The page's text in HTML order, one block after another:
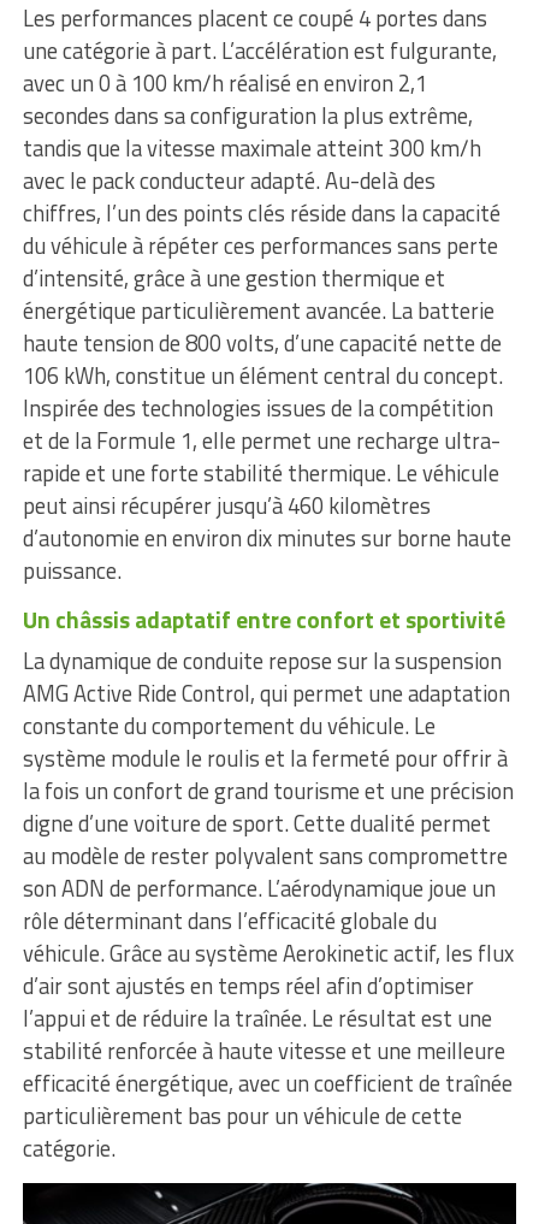
Les performances placent ce coupé 4 portes dans
une catégorie à part. L’accélération est fulgurante,
avec un 0 à 100 km/h réalisé en environ 2,1
secondes dans sa configuration la plus extrême,
tandis que la vitesse maximale atteint 300 km/h
avec le pack conducteur adapté. Au-delà des
chiffres, l’un des points clés réside dans la capacité
du véhicule à répéter ces performances sans perte
d’intensité, grâce à une gestion thermique et
énergétique particulièrement avancée. La batterie
haute tension de 800 volts, d’une capacité nette de
106 kWh, constitue un élément central du concept.
Inspirée des technologies issues de la compétition
et de la Formule 1, elle permet une recharge ultra-
rapide et une forte stabilité thermique. Le véhicule
peut ainsi récupérer jusqu’à 460 kilomètres
d’autonomie en environ dix minutes sur borne haute
puissance.
Un châssis adaptatif entre confort et sportivité
La dynamique de conduite repose sur la suspension
AMG Active Ride Control, qui permet une adaptation
constante du comportement du véhicule. Le
système module le roulis et la fermeté pour offrir à
la fois un confort de grand tourisme et une précision
digne d’une voiture de sport. Cette dualité permet
au modèle de rester polyvalent sans compromettre
son ADN de performance. L’aérodynamique joue un
rôle déterminant dans l’efficacité globale du
véhicule. Grâce au système Aerokinetic actif, les flux
d’air sont ajustés en temps réel afin d’optimiser
l’appui et de réduire la traînée. Le résultat est une
stabilité renforcée à haute vitesse et une meilleure
efficacité énergétique, avec un coefficient de traînée
particulièrement bas pour un véhicule de cette
catégorie.